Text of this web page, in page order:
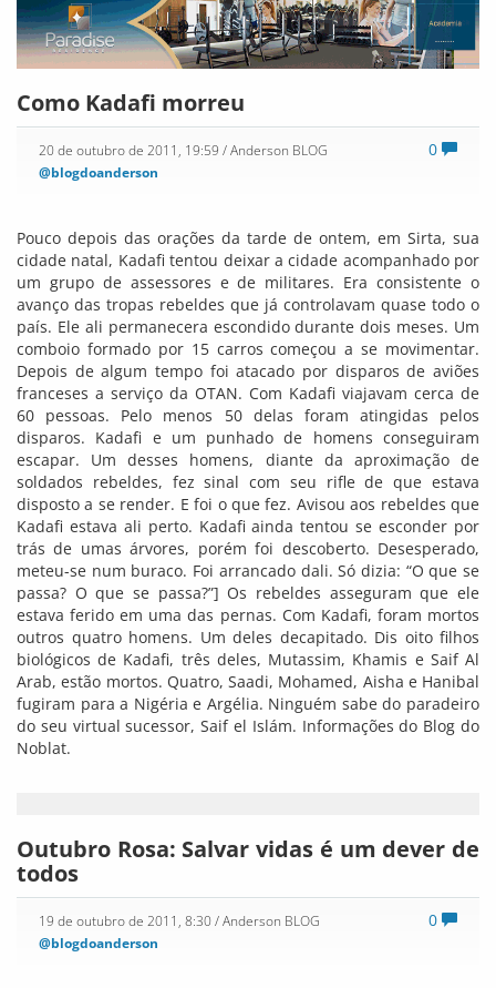
Como Kadafi morreu
0
20 de outubro de 2011, 19:59 / Anderson BLOG
@blogdoanderson
Pouco depois das orações da tarde de ontem, em Sirta, sua
cidade natal, Kadafi tentou deixar a cidade acompanhado por
um grupo de assessores e de militares. Era consistente o
avanço das tropas rebeldes que já controlavam quase todo o
país. Ele ali permanecera escondido durante dois meses. Um
comboio formado por 15 carros começou a se movimentar.
Depois de algum tempo foi atacado por disparos de aviões
franceses a serviço da OTAN. Com Kadafi viajavam cerca de
60 pessoas. Pelo menos 50 delas foram atingidas pelos
disparos. Kadafi e um punhado de homens conseguiram
escapar. Um desses homens, diante da aproximação de
soldados rebeldes, fez sinal com seu rifle de que estava
disposto a se render. E foi o que fez. Avisou aos rebeldes que
Kadafi estava ali perto. Kadafi ainda tentou se esconder por
trás de umas árvores, porém foi descoberto. Desesperado,
meteu-se num buraco. Foi arrancado dali. Só dizia: “O que se
passa? O que se passa?”] Os rebeldes asseguram que ele
estava ferido em uma das pernas. Com Kadafi, foram mortos
outros quatro homens. Um deles decapitado. Dis oito filhos
biológicos de Kadafi, três deles, Mutassim, Khamis e Saif Al
Arab, estão mortos. Quatro, Saadi, Mohamed, Aisha e Hanibal
fugiram para a Nigéria e Argélia. Ninguém sabe do paradeiro
do seu virtual sucessor, Saif el Islám. Informações do Blog do
Noblat.
Outubro Rosa: Salvar vidas é um dever de
todos
0
19 de outubro de 2011, 8:30/ Anderson BLOG
@blogdoanderson